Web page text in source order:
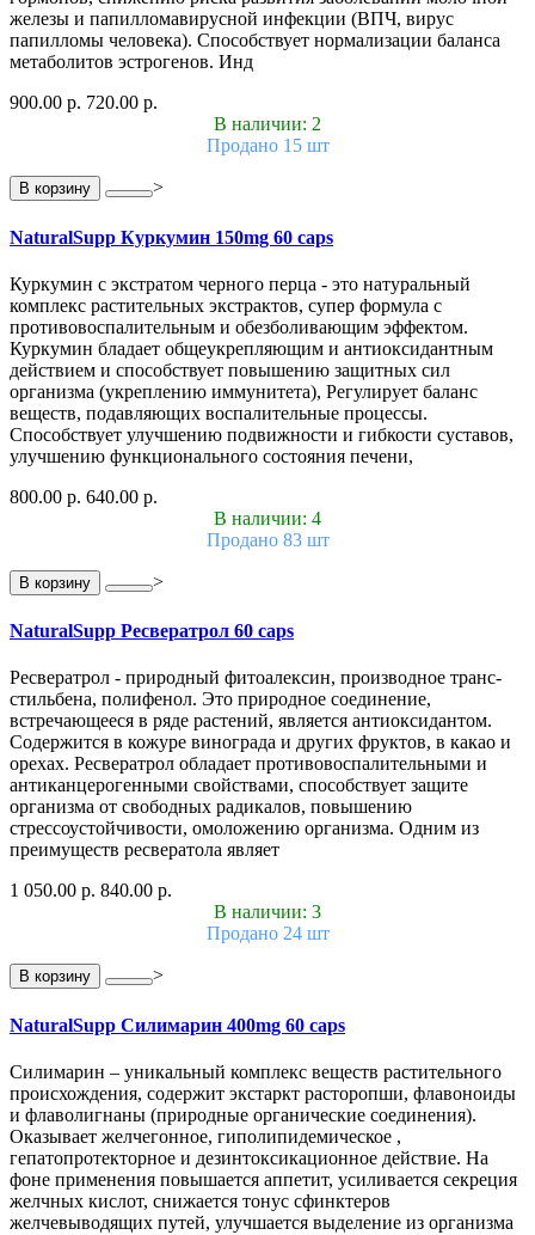
железы и папилломавирусной инфекции (ВПЧ, вирус
папилломы человека). Способствует нормализации баланса
метаболитов эстрогенов. Инд
900.00 р. 720.00 р.
В наличии: 2
Продано 15 шт
В корзину >
NaturalSupp Куркумин 150mg 60 caps
Куркумин с экстратом черного перца - это натуральный
комплекс растительных экстрактов, супер формула с
противовоспалительным и обезболивающим эффектом.
Куркумин бладает общеукрепляющим и антиоксидантным
действием и способствует повышению защитных сил
организма (укреплению иммунитета), Регулирует баланс
веществ, подавляющих воспалительные процессы.
Способствует улучшению подвижности и гибкости суставов,
улучшению функционального состояния печени,
800.00 р. 640.00 р.
В наличии: 4
Продано 83 шт
В корзину >
NaturalSupp Ресвератрол 60 caps
Ресвератрол - природный фитоалексин, производное транс-
стильбена, полифенол. Это природное соединение,
встречающееся в ряде растений, является антиоксидантом.
Содержится в кожуре винограда и других фруктов, в какао и
орехах. Ресвератрол обладает противовоспалительными и
антиканцерогенными свойствами, способствует защите
организма от свободных радикалов, повышению
стрессоустойчивости, омоложению организма. Одним из
преимуществ ресвератола являет
1 050.00 р. 840.00 р.
В наличии: 3
Продано 24 шт
В корзину >
NaturalSupp Силимарин 400mg 60 caps
Силимарин – уникальный комплекс веществ растительного
происхождения, содержит экстаркт расторопши, флавоноиды
и флаволигнаны (природные органические соединения).
Оказывает желчегонное, гиполипидемическое ,
гепатопротекторное и дезинтоксикационное действие. На
фоне применения повышается аппетит, усиливается секреция
желчных кислот, снижается тонус сфинктеров
желчевыводящих путей, улучшается выделение из организма